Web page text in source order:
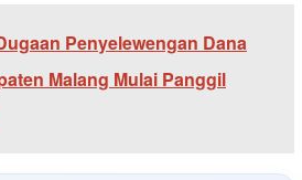
Penyelewengan Dana
Malang Mulai Panggil